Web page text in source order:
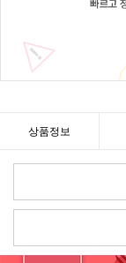
상품정보